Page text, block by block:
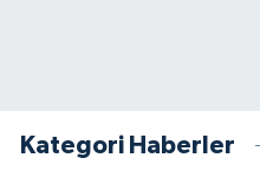
Kategori Haberler